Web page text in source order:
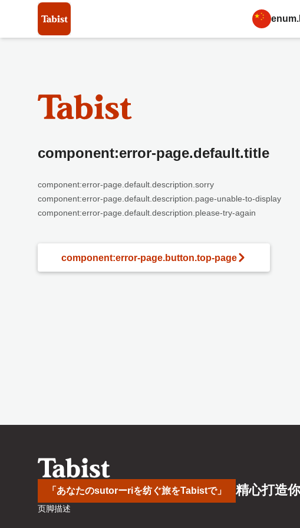
component:error-page.default.title
component:error-page.default.description.sorry
component:error-page.default.description.page-unable-to-display
component:error-page.default.description.please-try-again
component:error-page.button.top-page
「あなたのsutorーriを纺ぐ旅をTabistで」 精心打造
页脚描述